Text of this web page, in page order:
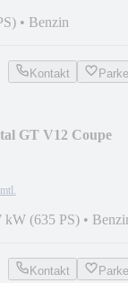
• Benzin
Kontakt
GT V12 Coupe
mtl.
kW (635 PS) •
Kontakt